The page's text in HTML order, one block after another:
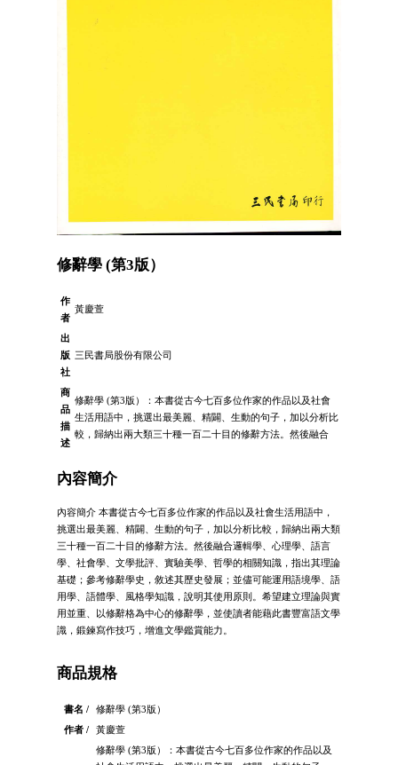
修辭學 (第3版）
作
者
黃慶萱
出
版
社
三民書局股份有限公司
商
品
描
述
修辭學 (第3版）：本書從古今七百多位作家的作品以及社會
生活用語中，挑選出最美麗、精闢、生動的句子，加以分析比
較，歸納出兩大類三十種一百二十目的修辭方法。然後融合
內容簡介
內容簡介 本書從古今七百多位作家的作品以及社會生活用語中，
挑選出最美麗、精闢、生動的句子，加以分析比較，歸納出兩大類
三十種一百二十目的修辭方法。然後融合邏輯學、心理學、語言
學、社會學、文學批評、實驗美學、哲學的相關知識，指出其理論
基礎；參考修辭學史，敘述其歷史發展；並儘可能運用語境學、語
用學、語體學、風格學知識，說明其使用原則。希望建立理論與實
用並重、以修辭格為中心的修辭學，並使讀者能藉此書豐富語文學
識，鍛鍊寫作技巧，增進文學鑑賞能力。
商品規格
書名 /
修辭學 (第3版）
作者 /
黃慶萱
修辭學 (第3版）：本書從古今七百多位作家的作品以及